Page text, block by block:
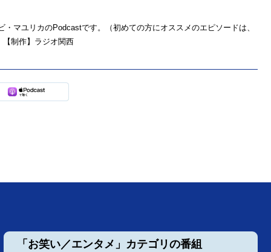
マユリカのPodcastです。（初めての方にオススメのエピソードは、
【制作】ラジオ関西
「お笑い／エンタメ」カテゴリの番組